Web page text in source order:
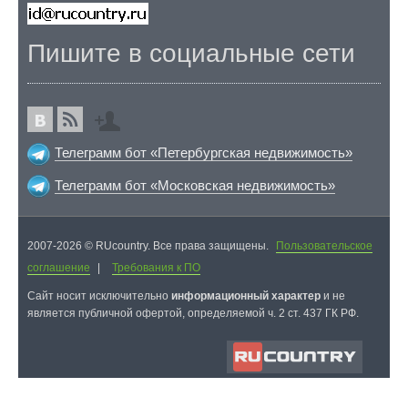
Пишите в социальные сети
Телеграмм бот «Петербургская недвижимость»
Телеграмм бот «Московская недвижимость»
2007-2026 © RUcountry. Все права защищены.
Пользовательское
соглашение
Требования к ПО
Cайт носит исключительно информационный характер и не
является публичной офертой, определяемой ч. 2 ст. 437 ГК РФ.